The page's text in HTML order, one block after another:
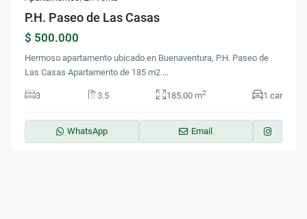
P.H. Paseo de Las Casas
$ 500.000
Hermoso apartamento ubicado en Buenaventura, P.H. Paseo de
Las Casas Apartamento de 185 m2 ...
3 3.5 185.00 m2 1 car
WhatsApp Email